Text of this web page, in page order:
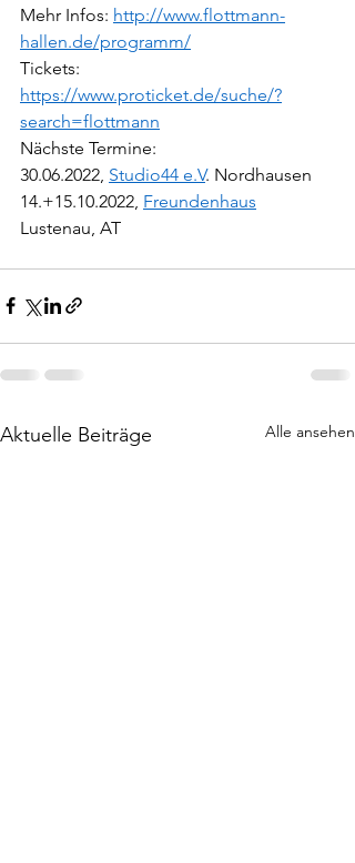
Mehr Infos: http://www.flottmann-
hallen.de/programm/
Tickets:
https://www.proticket.de/suche/?
search=flottmann
Nächste Termine:
30.06.2022, Studio44 e.V. Nordhausen
14.+15.10.2022, Freundenhaus
Lustenau, AT
Aktuelle Beiträge Alle ansehen